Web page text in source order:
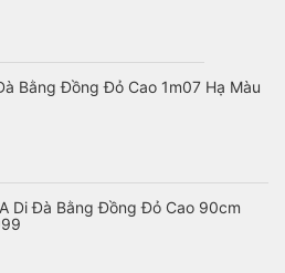
Bằng Đồng Đỏ Cao 1m07 Hạ Màu
Di Đà Bằng Đồng Đỏ Cao 90cm